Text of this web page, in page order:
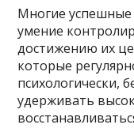
Многие
умение
достижению их
которые
психологически,
удерживать